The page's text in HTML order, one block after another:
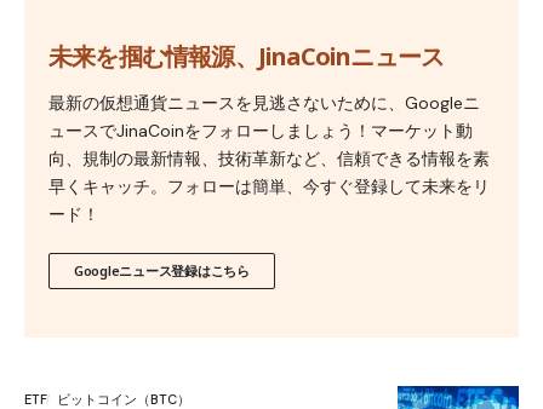
未来を掴む情報源、JinaCoinニュース
最新の仮想通貨ニュースを見逃さないために、Googleニ
ュースでJinaCoinをフォローしましょう！マーケット動
向、規制の最新情報、技術革新など、信頼できる情報を素
早くキャッチ。フォローは簡単、今すぐ登録して未来をリ
ード！
Googleニュース登録はこちら
ETF ビットコイン（BTC）